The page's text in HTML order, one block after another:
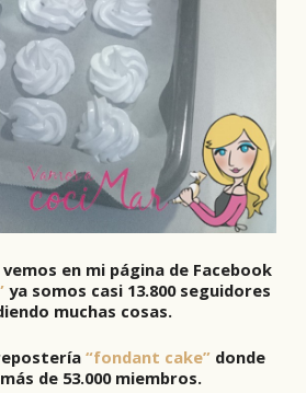
en mi página de Facebook
ya somos casi 13.800 seguidores
muchas cosas.
“fondant cake” donde
de 53.000 miembros.